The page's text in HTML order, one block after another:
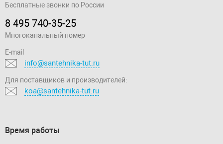
Бесплатные звонки по России
8 495 740-35-25
Многоканальный номер
E-mail
info@santehnika-tut.ru
Для поставщиков и производителей:
koa@santehnika-tut.ru
Время работы